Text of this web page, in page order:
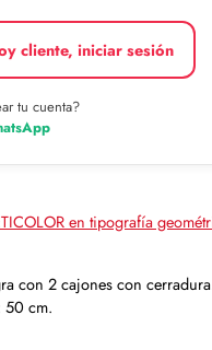
cliente, iniciar sesión
tu cuenta?
con 2 cajones con
50 cm.